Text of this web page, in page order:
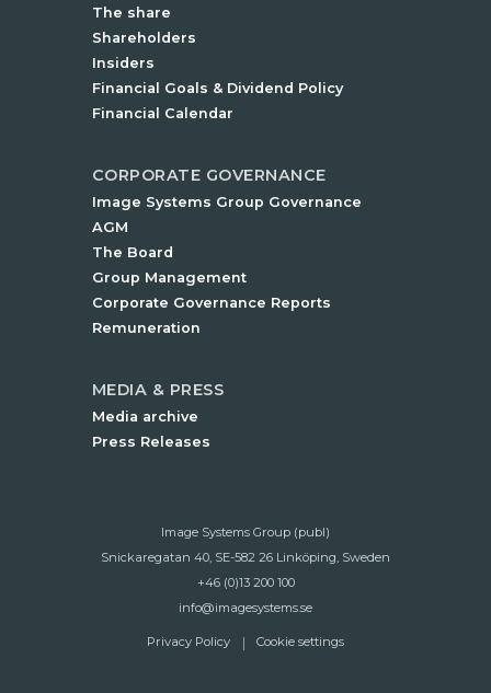
The share
Shareholders
Insiders
Financial Goals & Dividend Policy
Financial Calendar
CORPORATE GOVERNANCE
Image Systems Group Governance
AGM
The Board
Group Management
Corporate Governance Reports
Remuneration
MEDIA & PRESS
Media archive
Press Releases
Image Systems Group (publ)
Snickaregatan 40, SE-582 26 Linköping, Sweden
+46 (0)13 200 100
info@imagesystems.se
Privacy Policy Cookie settings